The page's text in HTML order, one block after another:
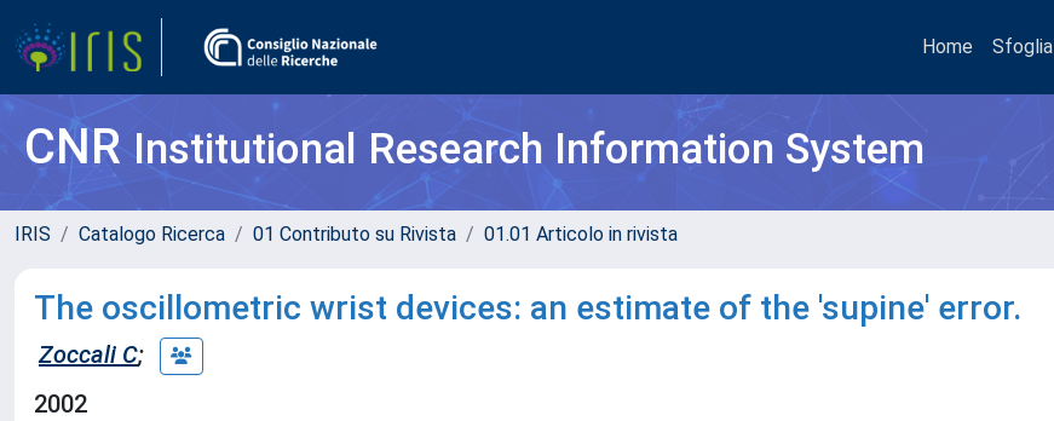
Home Sfoglia
CNRInstitutional Research Information System
IRIS Catalogo Ricerca 01 Contributo su Rivista 01.01 Articolo in rivista
The oscillometric wrist devices: an estimate of the 'supine' error.
Zoccali C;
2002